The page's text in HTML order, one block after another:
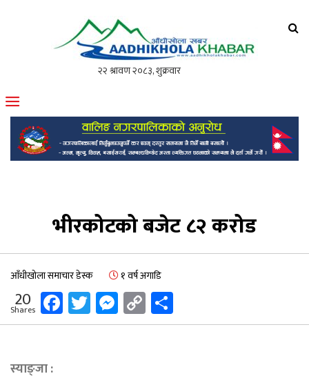
मोफसलकै लोकप्रिय अनलाइन पत्रिका
भीरकोटको बजेट ८२ करोड
आँधीखोला समाचार डेस्क १ वर्ष अगाडि
20
Shares Facebook
Twitter
Messenger
Copy
Link
स्याङ्जा :